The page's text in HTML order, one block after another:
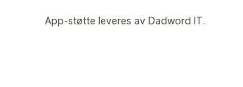
App-støtte leveres av Dadword IT.